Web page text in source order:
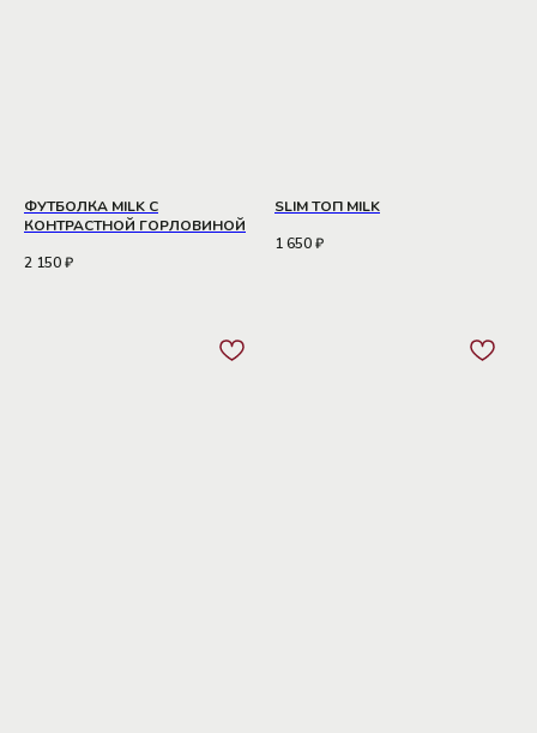
ФУТБОЛКА MILK С
КОНТРАСТНОЙ ГОРЛОВИНОЙ
2 150₽
SLIM ТОП MILK
1 650₽